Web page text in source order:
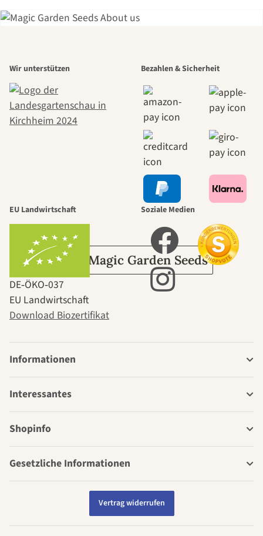
schönsten
Wege zu uns
selbst führt
durch den
Garten
Über Magic Garden Seeds
Wir unterstützen Bezahlen & Sicherheit
EU Landwirtschaft
DE‑ÖKO‑037
EU Landwirtschaft
Download Biozertifikat
Soziale Medien
Informationen
Interessantes
Shopinfo
Gesetzliche Informationen
Vertrag widerrufen